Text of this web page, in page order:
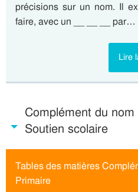
précisions sur un nom. Il
faire, avec un __ __ __ par…
Lire
Complément du
Soutien scolaire
Tables des matières
Primaire